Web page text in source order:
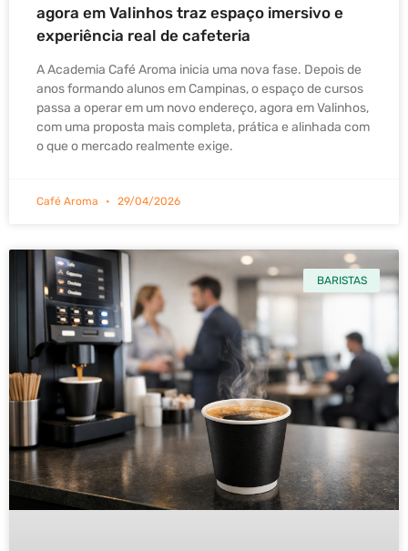
agora em Valinhos traz espaço imersivo e
experiência real de cafeteria
A Academia Café Aroma inicia uma nova fase. Depois de
anos formando alunos em Campinas, o espaço de cursos
passa a operar em um novo endereço, agora em Valinhos,
com uma proposta mais completa, prática e alinhada com
o que o mercado realmente exige.
Café Aroma 29/04/2026
BARISTAS